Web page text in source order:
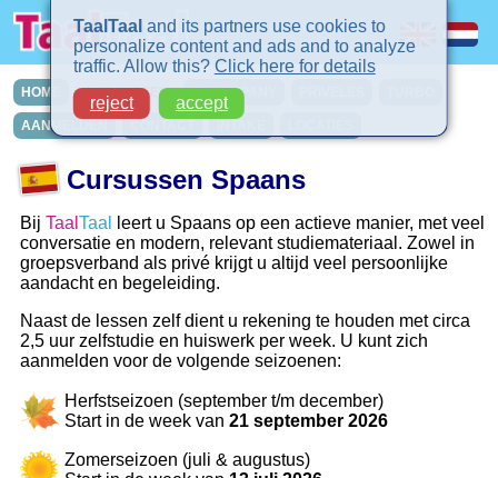
HOME CURSUSSEN IN-COMPANY
AANMELDEN
Cursussen Spaans
Bij Taal Taal
leert u Spaans op een actieve manier, met veel
conversatie en modern, relevant studiemateriaal. Zowel in
groepsverband als privé krijgt u altijd veel persoonlijke
aandacht en begeleiding.
Naast de lessen zelf dient u rekening te houden met circa
2,5 uur zelfstudie en huiswerk per week. U kunt zich
aanmelden voor de volgende seizoenen:
Herfstseizoen (september t/m december)
Start in de week van 21 september 2026
Zomerseizoen (juli & augustus)
TaalTaal and its partners use cookies to
personalize content and ads and to analyze
traffic. Allow this? Click here for details
reject
accept